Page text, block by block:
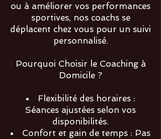
ou à améliorer vos performances
sportives, nos coachs se
déplacent chez vous pour un suivi
personnalisé.
Pourquoi Choisir le Coaching à
Domicile ?
Flexibilité des horaires :
Séances ajustées selon vos
disponibilités.
Confort et gain de temps : Pas